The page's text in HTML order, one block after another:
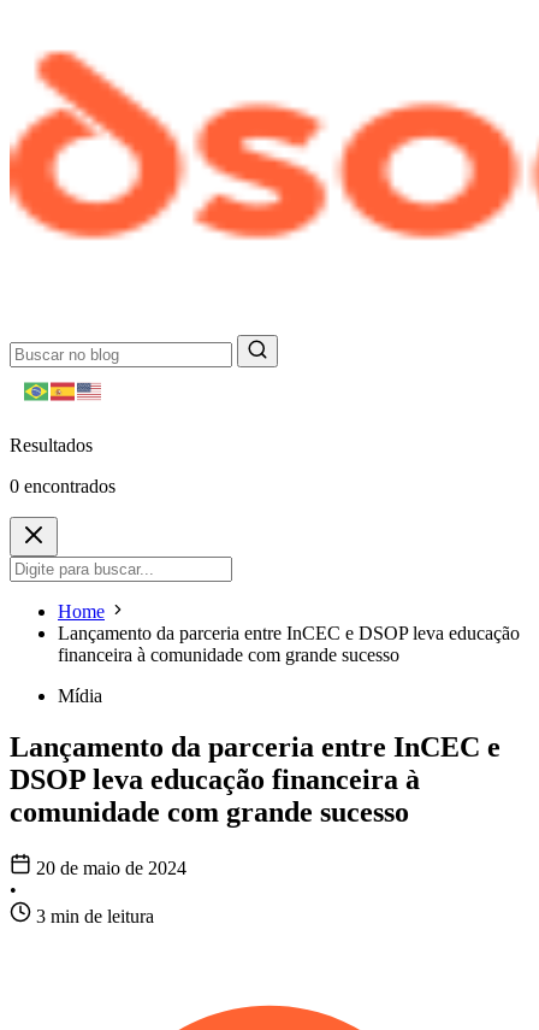
Resultados
0 encontrados
Home
Lançamento da parceria entre InCEC e DSOP leva educação
financeira à comunidade com grande sucesso
Mídia
Lançamento da parceria entre InCEC e
DSOP leva educação financeira à
comunidade com grande sucesso
20 de maio de 2024
•
3 min de leitura